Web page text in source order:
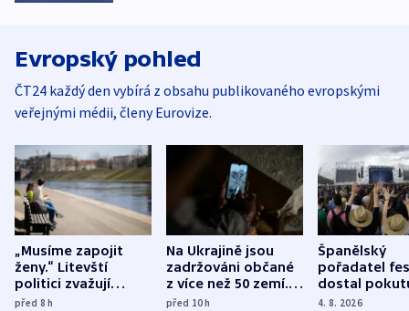
Evropský pohled
ČT24 každý den vybírá z obsahu publikovaného evropskými
veřejnými médii, členy Eurovize.
„Musíme zapojit
ženy.“ Litevští
politici zvažují
dohodu o
před 8h
Na Ukrajině jsou
zadržováni občané
z více než 50 zemí.
Bojovali na straně
před 10h
Španělský
pořadatel
dostal
nekalé
4. 8. 2026